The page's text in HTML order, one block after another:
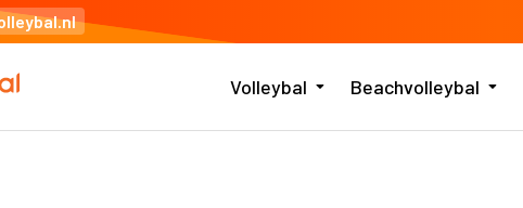
Volleybal Beachvolleybal